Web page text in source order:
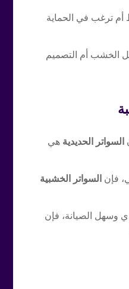
ترغب في الحماية
الخشب أم التصميم
السواتر الحديدية هي
فإن السواتر الخشبية
وسهل الصيانة، فإن